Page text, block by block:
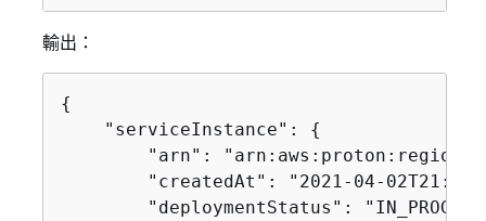
輸出：
{
    "serviceInstance":
{
"arn":
"createdAt": "2021-04-
"deploymentStatus":